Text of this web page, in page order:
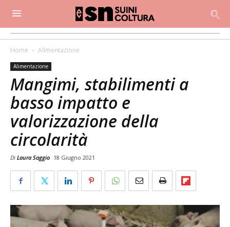
Home Alimentazione
Alimentazione
Mangimi, stabilimenti a
basso impatto e
valorizzazione della
circolarità
Di Laura Saggio 18 Giugno 2021